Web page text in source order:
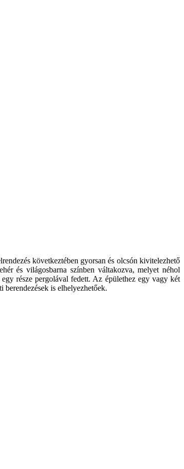
következtében gyorsan és olcsón kivitelezhető
és világosbarna színben váltakozva, melyet néhol
része pergolával fedett. Az épülethez egy vagy két
berendezések is elhelyezhetőek.